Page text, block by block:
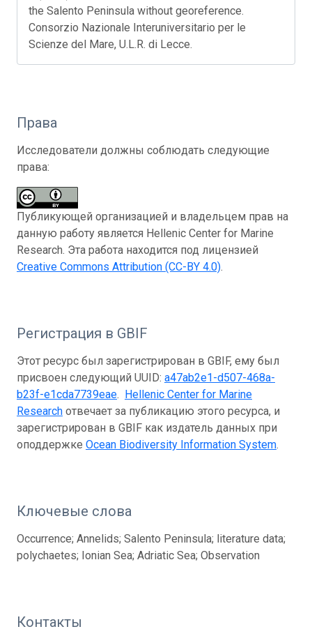
the Salento Peninsula without georeference.
Consorzio Nazionale Interuniversitario per le
Scienze del Mare, U.L.R. di Lecce.
Права
Исследователи должны соблюдать следующие
права:
Публикующей организацией и владельцем прав на
данную работу является Hellenic Center for Marine
Research. Эта работа находится под лицензией
Creative Commons Attribution (CC-BY 4.0).
Регистрация в GBIF
Этот ресурс был зарегистрирован в GBIF, ему был
присвоен следующий UUID: a47ab2e1-d507-468a-
b23f-e1cda7739eae. Hellenic Center for Marine
Research отвечает за публикацию этого ресурса, и
зарегистрирован в GBIF как издатель данных при
оподдержке Ocean Biodiversity Information System.
Ключевые слова
Occurrence; Annelids; Salento Peninsula; literature data;
polychaetes; Ionian Sea; Adriatic Sea; Observation
Контакты